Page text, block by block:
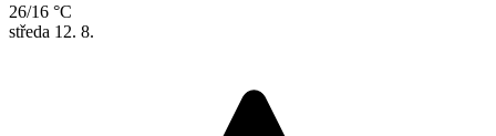
26/16 °C
středa 12. 8.